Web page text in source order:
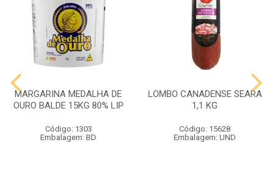
MARGARINA MEDALHA DE
OURO BALDE 15KG 80% LIP
Código: 1303
Embalagem: BD
LOMBO CANADENSE SEARA
1,1 KG
Código: 15628
Embalagem: UND